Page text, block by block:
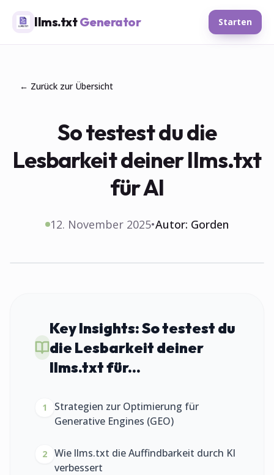
llms.txtGenerator Starten
← Zurück zur Übersicht
So testest du die
Lesbarkeit deiner llms.txt
für AI
12. November 2025•Autor: Gorden
Key Insights:So testest du
die Lesbarkeit deiner
llms.txt für...
1
Strategien zur Optimierung für
Generative Engines (GEO)
2
Wie llms.txt die Auffindbarkeit durch KI
verbessert